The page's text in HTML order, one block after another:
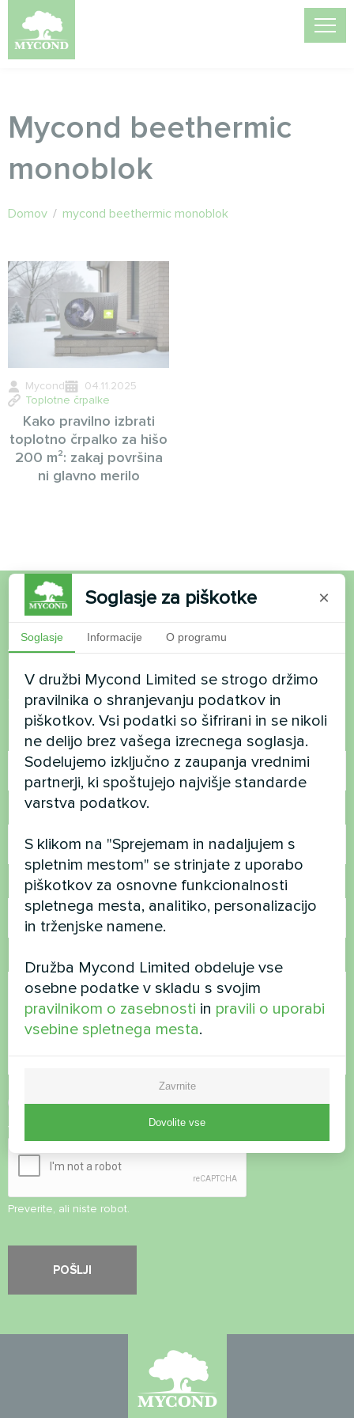
Mycond beethermic
monoblok
Domov / mycond beethermic monoblok
Mycond
04.11.2025
Toplotne črpalke
Kako pravilno izbrati
toplotno črpalko za hišo
200 m²: zakaj površina
ni glavno merilo
Želite kupiti ali imate
vprašanja?
Stopite v stik z nami in pomagali vam bomo
Ime
Telefonska številka
E-pošta
Komentar
Sprejmitepravilnik o zasebnosti
Varnostni pregled
Preverite, ali niste robot.
Soglasje za piškotke ×
Soglasje Informacije O programu
V družbi Mycond Limited se strogo držimo
pravilnika o shranjevanju podatkov in
piškotkov. Vsi podatki so šifrirani in se nikoli
ne delijo brez vašega izrecnega soglasja.
Sodelujemo izključno z zaupanja vrednimi
partnerji, ki spoštujejo najvišje standarde
varstva podatkov.
S klikom na "Sprejemam in nadaljujem s
spletnim mestom" se strinjate z uporabo
piškotkov za osnovne funkcionalnosti
spletnega mesta, analitiko, personalizacijo
in trženjske namene.
Družba Mycond Limited obdeluje vse
osebne podatke v skladu s svojim
pravilnikom o zasebnosti in pravili o uporabi
vsebine spletnega mesta.
Zavrnite
Dovolite vse